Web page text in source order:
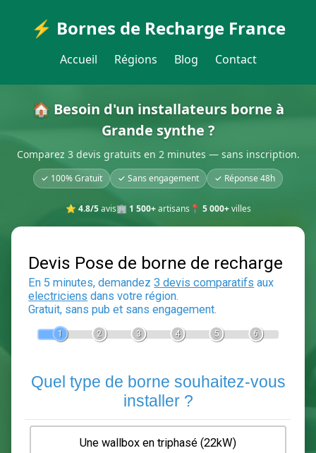
⚡ Bornes de Recharge France
Accueil Régions Blog Contact
🏠 Besoin d'un installateurs borne à
Grande synthe ?
Comparez 3 devis gratuits en 2 minutes — sans inscription.
✓ 100% Gratuit ✓ Sans engagement ✓ Réponse 48h
⭐ 4.8/5avis🏢 1 500+artisans 📍 5 000+villes
Devis Pose de borne de
En 5 minutes, demandez3 devis comparatifs
Gratuit, sans pub et sans engagement.
2 3 6